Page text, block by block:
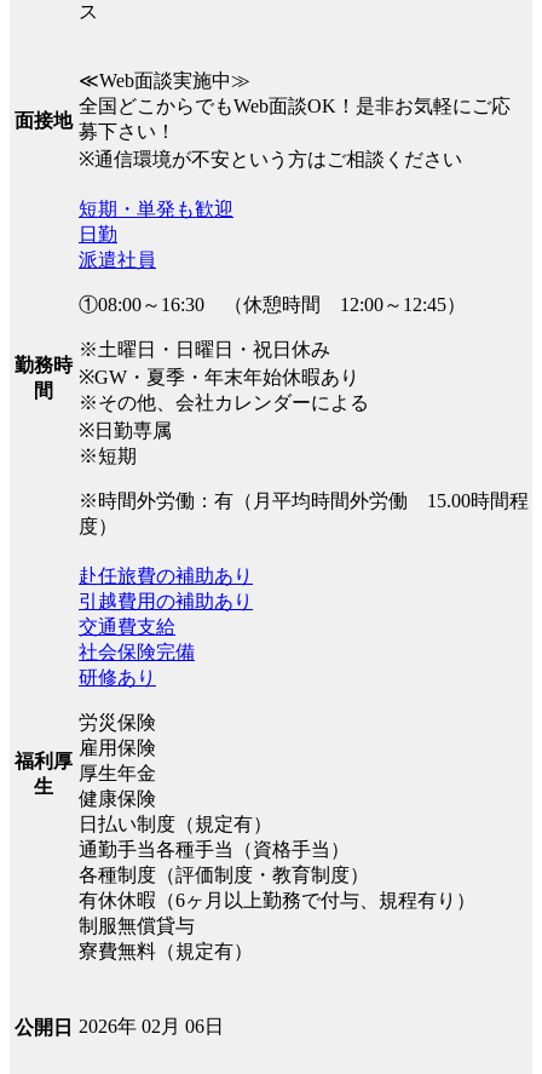
ス
面接地
≪Web面談実施中≫
全国どこからでもWeb面談OK！是非お気軽にご応
募下さい！
※通信環境が不安という方はご相談ください
勤務時
間
短期・単発も歓迎
日勤
派遣社員
①08:00～16:30 （休憩時間 12:00～12:45）
※土曜日・日曜日・祝日休み
※GW・夏季・年末年始休暇あり
※その他、会社カレンダーによる
※日勤専属
※短期
※時間外労働：有（月平均時間外労働 15.00時間程
度）
福利厚
生
赴任旅費の補助あり
引越費用の補助あり
交通費支給
社会保険完備
研修あり
労災保険
雇用保険
厚生年金
健康保険
日払い制度（規定有）
通勤手当各種手当（資格手当）
各種制度（評価制度・教育制度）
有休休暇（6ヶ月以上勤務で付与、規程有り）
制服無償貸与
寮費無料（規定有）
公開日 2026年 02月 06日